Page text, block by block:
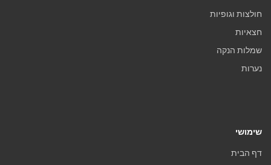
חולצות וגופיות
חצאיות
שמלות הנקה
נערות
שימושי
דף הבית